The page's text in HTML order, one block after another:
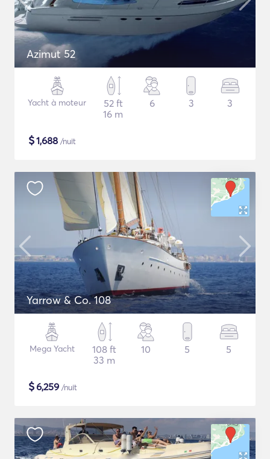
Azimut 52
Yacht à moteur
52 ft
16 m
6 3 3
$1,688 /nuit
Yarrow & Co. 108
Mega Yacht
108 ft
33 m
10 5 5
$6,259 /nuit